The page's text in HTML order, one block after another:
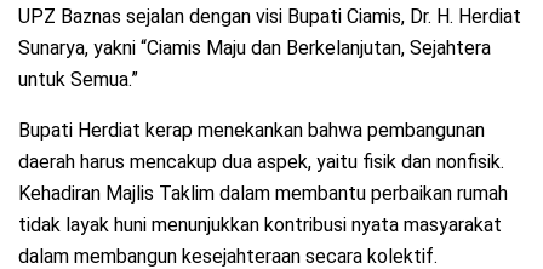
UPZ Baznas sejalan dengan visi Bupati Ciamis, Dr. H. Herdiat
Sunarya, yakni “Ciamis Maju dan Berkelanjutan, Sejahtera
untuk Semua.”
Bupati Herdiat kerap menekankan bahwa pembangunan
daerah harus mencakup dua aspek, yaitu fisik dan nonfisik.
Kehadiran Majlis Taklim dalam membantu perbaikan rumah
tidak layak huni menunjukkan kontribusi nyata masyarakat
dalam membangun kesejahteraan secara kolektif.